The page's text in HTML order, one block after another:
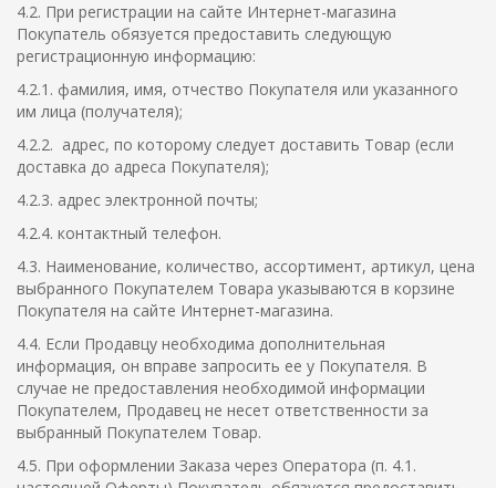
4.2. При регистрации на сайте Интернет-магазина
Покупатель обязуется предоставить следующую
регистрационную информацию:
4.2.1. фамилия, имя, отчество Покупателя или указанного
им лица (получателя);
4.2.2. адрес, по которому следует доставить Товар (если
доставка до адреса Покупателя);
4.2.3. адрес электронной почты;
4.2.4. контактный телефон.
4.3. Наименование, количество, ассортимент, артикул, цена
выбранного Покупателем Товара указываются в корзине
Покупателя на сайте Интернет-магазина.
4.4. Если Продавцу необходима дополнительная
информация, он вправе запросить ее у Покупателя. В
случае не предоставления необходимой информации
Покупателем, Продавец не несет ответственности за
выбранный Покупателем Товар.
4.5. При оформлении Заказа через Оператора (п. 4.1.